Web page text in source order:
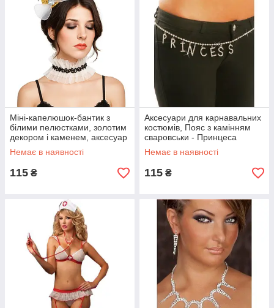
Міні-капелюшок-бантик з
білими пелюстками, золотим
декором і каменем, аксесуар
на голову
Немає в наявності
115 ₴
Аксесуари для карнавальних
костюмів, Пояс з камінням
сваровськи - Принцеса
Немає в наявності
115 ₴